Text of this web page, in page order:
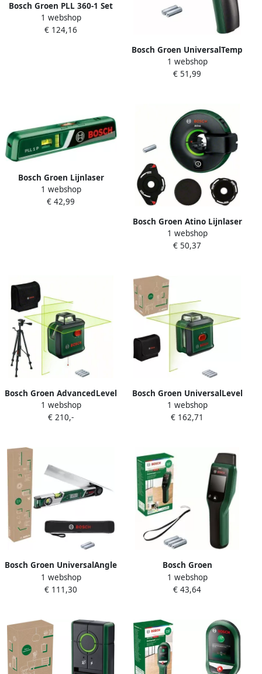
Bosch Groen PLL 360-1 Set
360-lijnlaser | 2x Alkaline
LR06 AA + Statief 1 2 m +
1 webshop
€ 124,16
Bosch Groen UniversalTemp
Thermodetector | Inclusief
Batterijen 06036831Z0
1 webshop
€ 51,99
Bosch Groen Lijnlaser
EasyLevel | Inclusief
Batterijen 06036633Z0
1 webshop
€ 42,99
Bosch Groen Atino Lijnlaser
| Inclusief Batterijen
0603663AZ0
1 webshop
€ 50,37
Bosch Groen AdvancedLevel
360°-lijnlaser Set | Inclusief
Batterijen & Statief
1 webshop
€ 210,-
Bosch Groen UniversalLevel
360°-lijnlaser | Inclusief
Batterijen 0603663EZ0
1 webshop
€ 162,71
Bosch Groen UniversalAngle
Hoekmeter | Inclusief
Batterijen 06036760Z1
1 webshop
€ 111,30
Bosch Groen
UniversalHumid
Vochtmeter | Inclusief
1 webshop
€ 43,64